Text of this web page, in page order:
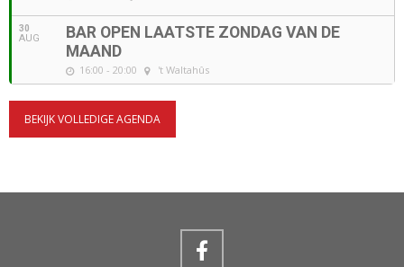
30
AUG
BAR OPEN LAATSTE ZONDAG VAN DE
MAAND
16:00 - 20:00 't Waltahûs
BEKIJK VOLLEDIGE AGENDA